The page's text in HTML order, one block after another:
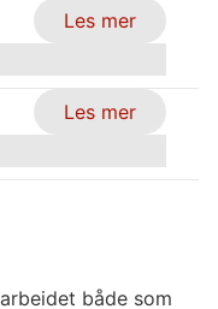
Les mer
Les mer
både som